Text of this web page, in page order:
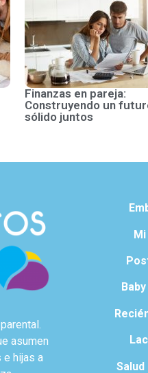
Finanzas en pareja:
Construyendo un
sólido juntos
asumen
e hijas a
Salud